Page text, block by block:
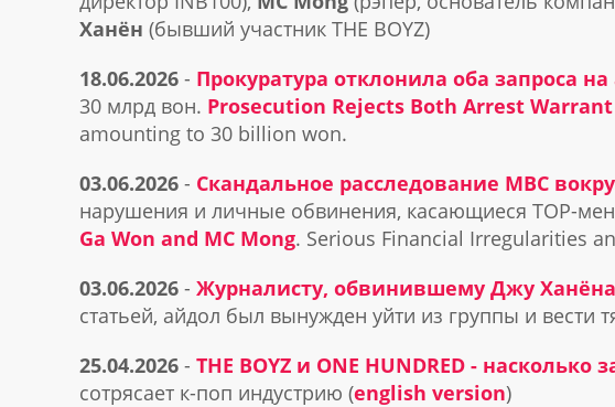
Ханён (бывший участник THE BOYZ)
18.06.2026 - Прокуратура отклонила оба запроса на
30 млрд вон. Prosecution Rejects Both Arrest Warrant
amounting to 30 billion won.
03.06.2026 - Скандальное расследование MBC
нарушения и личные обвинения, касающиеся TOP-
Ga Won and MC Mong. Serious Financial Irregularities
03.06.2026 - Журналисту, обвинившему Джу Ханёна
статьей, айдол был вынужден уйти из группы и вести
25.04.2026 - THE BOYZ и ONE HUNDRED -
сотрясает к-поп индустрию (english version)